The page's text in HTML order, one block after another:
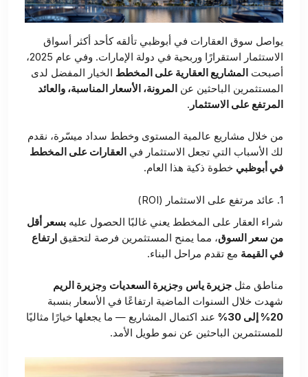
يواصل سوق العقارات في أبوظبي تألقه كأحد أكثر أسواق
الاستثمار استقرارًا وربحية في دولة الإمارات. وفي عام 2025،
أصبحت المشاريع العقارية على المخطط الخيار المفضل لدى
المستثمرين الباحثين عن المرونة، الأسعار المناسبة، والعائد
المرتفع على الاستثمار .
من خلال مشاريع عالمية المستوى وخطط سداد ميسّرة، نقدم
لك الأسباب التي تجعل الاستثمار في العقارات على المخطط
في أبوظبي خطوة ذكية هذا العام.
1. عائد مرتفع على الاستثمار (ROI)
شراء العقار على المخطط يعني غالبًا الحصول عليه بسعر أقل
من سعر السوق، مما يمنح المستثمرين فرصة لتحقيق ارتفاع
في القيمة مع تقدم مراحل البناء.
مناطق مثل جزيرة ياس وجزيرة السعديات وجزيرة الريم
شهدت خلال السنوات الماضية ارتفاعًا في الأسعار بنسبة
20% إلى 30%
عند اكتمال المشاريع — ما يجعلها خيارًا مثاليًا
للمستثمرين الباحثين عن نمو طويل الأمد.